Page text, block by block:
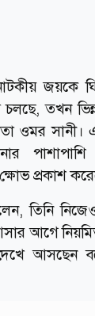
জয়কে
চলছে, তখন
ওমর সানী।
পাশাপাশি
প্রকাশ
তিনি
আগে
দেখে আসছেন